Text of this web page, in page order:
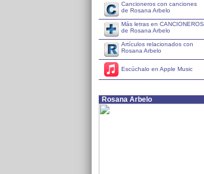
Cancioneros con canciones
de Rosana Arbelo
Más letras en CANCIONEROS
de Rosana Arbelo
Artículos relacionados con
Rosana Arbelo
Escúchalo en Apple Music
Rosana Arbelo